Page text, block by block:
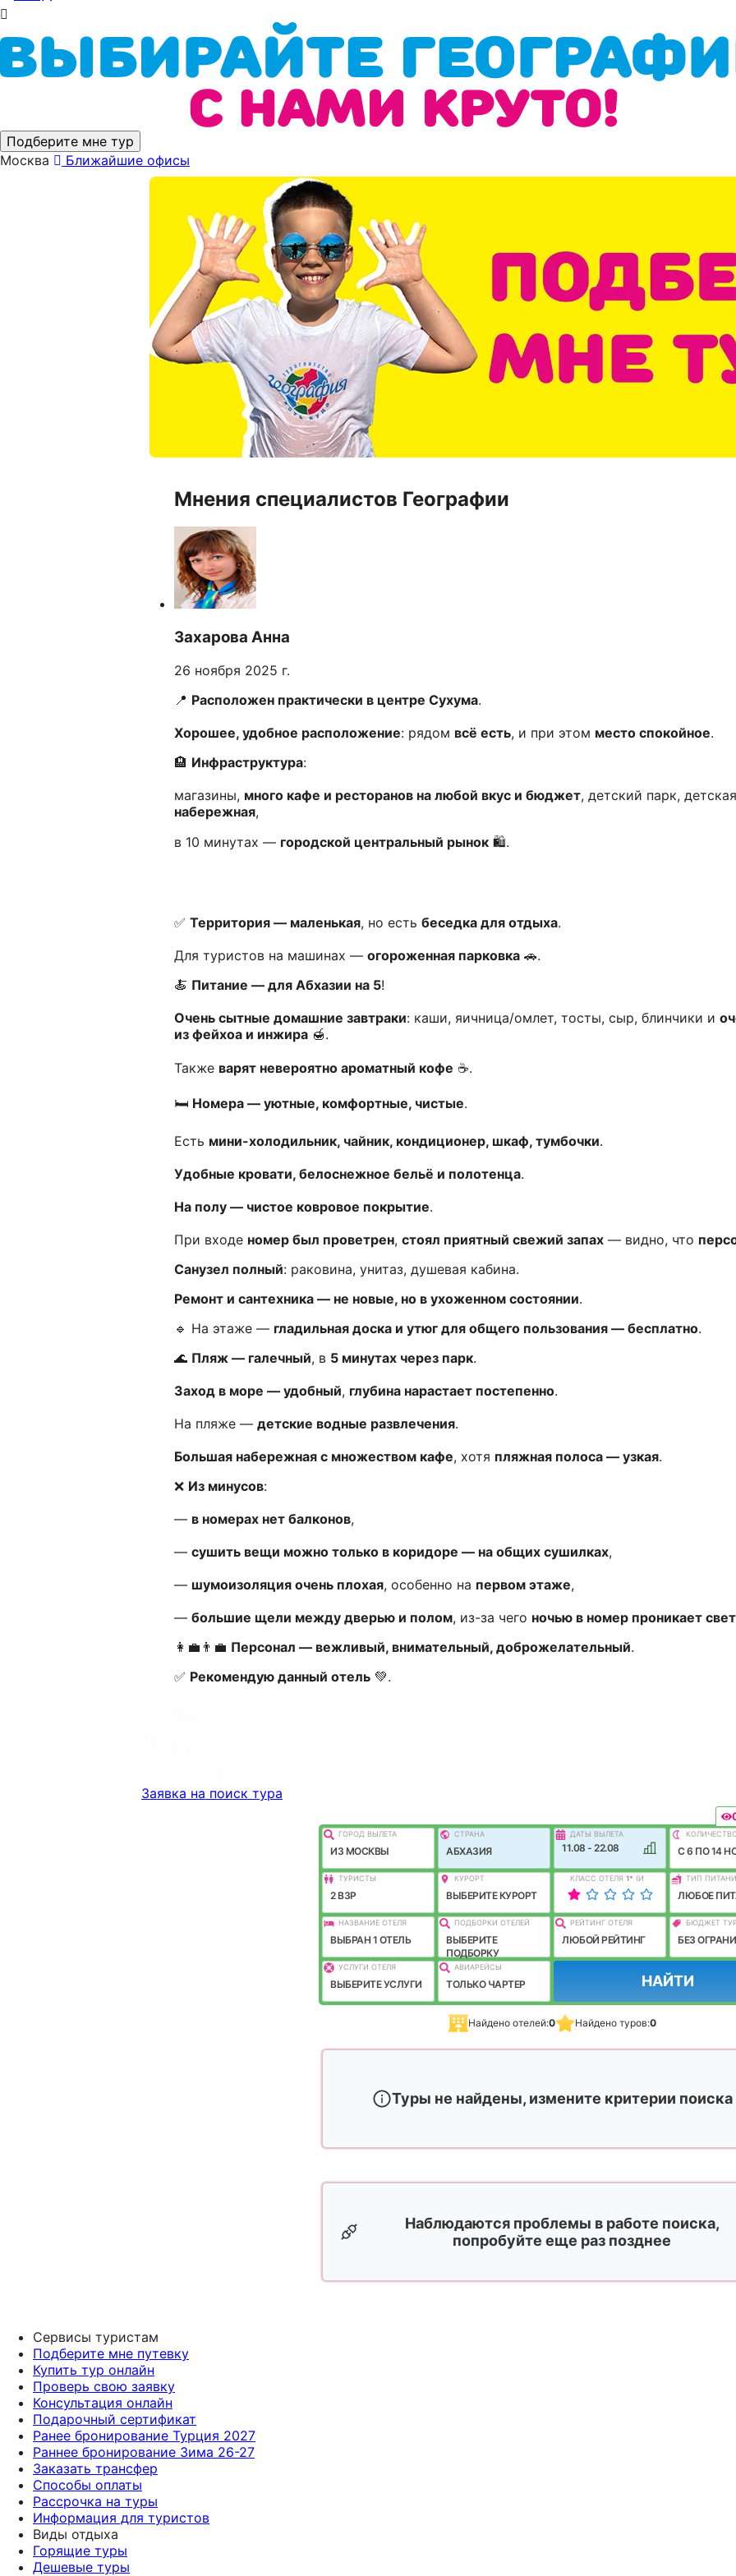
Подберите мне тур
Москва
Ближайшие офисы
Мнения специалистов Географии
Захарова Анна
26 ноября 2025 г.
📍 Расположен практически в центре Сухума.
Хорошее, удобное расположение: рядом всё есть, и при этом место спокойное.
🏨 Инфраструктура:
магазины, много кафе и ресторанов на любой вкус и бюджет, детский парк,
набережная,
в 10 минутах — городской центральный рынок 🛍️.
✅ Территория — маленькая, но есть беседка для отдыха.
Для туристов на машинах — огороженная парковка 🚗.
🍝 Питание — для Абхазии на 5!
Очень сытные домашние завтраки: каши, яичница/омлет, тосты, сыр, блинчики и
из фейхоа и инжира 🍯.
Также варят невероятно ароматный кофе ☕️.
🛏️ Номера — уютные, комфортные, чистые.
Есть мини-холодильник, чайник, кондиционер, шкаф, тумбочки.
Удобные кровати, белоснежное бельё и полотенца.
На полу — чистое ковровое покрытие.
При входе номер был проветрен, стоял приятный свежий запах — видно, что
Санузел полный: раковина, унитаз, душевая кабина.
Ремонт и сантехника — не новые, но в ухоженном состоянии.
🔹 На этаже — гладильная доска и утюг для общего пользования — бесплатно.
🌊 Пляж — галечный, в 5 минутах через парк.
Заход в море — удобный, глубина нарастает постепенно.
На пляже — детские водные развлечения.
Большая набережная с множеством кафе, хотя пляжная полоса — узкая.
❌ Из минусов:
— в номерах нет балконов,
— сушить вещи можно только в коридоре — на общих сушилках,
— шумоизоляция очень плохая, особенно на первом этаже,
— большие щели между дверью и полом, из-за чего ночью в номер проникает свет
👩💼👨💼 Персонал — вежливый, внимательный, доброжелательный.
✅ Рекомендую данный отель 💚.
Заявка на поиск тура
ГОРОД ВЫЛEТА
ИЗ МОСКВЫ
СТРАНА
АБХАЗИЯ
ДАТЫ ВЫЛЕТА
11.08 - 22.08 C 6 ПО 14
ТУРИСТЫ
2 ВЗР
КУРОРТ
ВЫБЕРИТЕ КУРОРТ
КЛАСС ОТЕЛЯ 1* (И
ЛУЧШЕ)
ТИП
ЛЮБОЕ
НАЗВАНИЕ ОТЕЛЯ
ВЫБРАН 1 ОТЕЛЬ
ПОДБОРКИ ОТЕЛЕЙ
ВЫБЕРИТЕ
ПОДБОРКУ
РЕЙТИНГ ОТЕЛЯ
ЛЮБОЙ РЕЙТИНГ
БЮДЖЕТ
БЕЗ
УСЛУГИ ОТЕЛЯ
ВЫБЕРИТЕ УСЛУГИ
АВИАРЕЙСЫ
ТОЛЬКО ЧАРТЕР НАЙТИ
Найдено отелей:0 Найдено туров:0
Туры не найдены, измените критерии поиска
Наблюдаются проблемы в работе поиска,
попробуйте еще раз позднее
Сервисы туристам
Подберите мне путевку
Купить тур онлайн
Проверь свою заявку
Консультация онлайн
Подарочный сертификат
Ранее бронирование Турция 2027
Раннее бронирование Зима 26-27
Заказать трансфер
Способы оплаты
Рассрочка на туры
Информация для туристов
Виды отдыха
Горящие туры
Дешевые туры